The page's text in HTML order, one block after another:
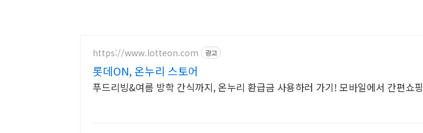
https://www.lotteon.com 광고
롯데ON, 온누리 스토어
푸드리빙&여름 방학 간식까지, 온누리 환급금 사용하러 가기! 모바일에서 간편쇼핑